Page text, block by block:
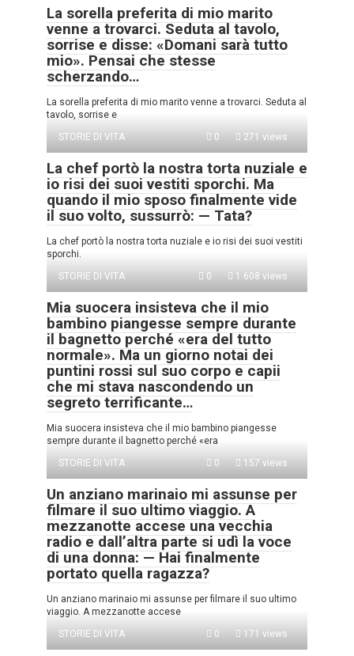
La sorella preferita di mio marito
venne a trovarci. Seduta al tavolo,
sorrise e disse: «Domani sarà tutto
mio». Pensai che stesse
scherzando…
La sorella preferita di mio marito venne a trovarci. Seduta al
tavolo, sorrise e
STORIE DI VITA
0 271 views
La chef portò la nostra torta nuziale e
io risi dei suoi vestiti sporchi. Ma
quando il mio sposo finalmente vide
il suo volto, sussurrò: — Tata?
La chef portò la nostra torta nuziale e io risi dei suoi vestiti
sporchi.
STORIE DI VITA
0 1.608 views
Mia suocera insisteva che il mio
bambino piangesse sempre durante
il bagnetto perché «era del tutto
normale». Ma un giorno notai dei
puntini rossi sul suo corpo e capii
che mi stava nascondendo un
segreto terrificante…
Mia suocera insisteva che il mio bambino piangesse
sempre durante il bagnetto perché «era
STORIE DI VITA
0 157 views
Un anziano marinaio mi assunse per
filmare il suo ultimo viaggio. A
mezzanotte accese una vecchia
radio e dall’altra parte si udì la voce
di una donna: — Hai finalmente
portato quella ragazza?
Un anziano marinaio mi assunse per filmare il suo ultimo
viaggio. A mezzanotte accese
STORIE DI VITA
0 171 views